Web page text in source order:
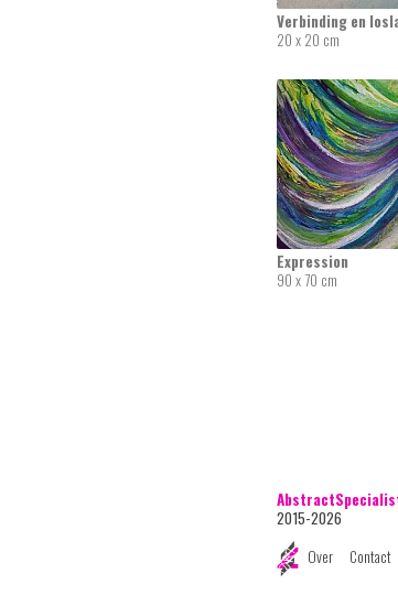
Verbinding en
20 x 20 cm
Expression
90 x 70 cm
2015-2026
Over
Contact